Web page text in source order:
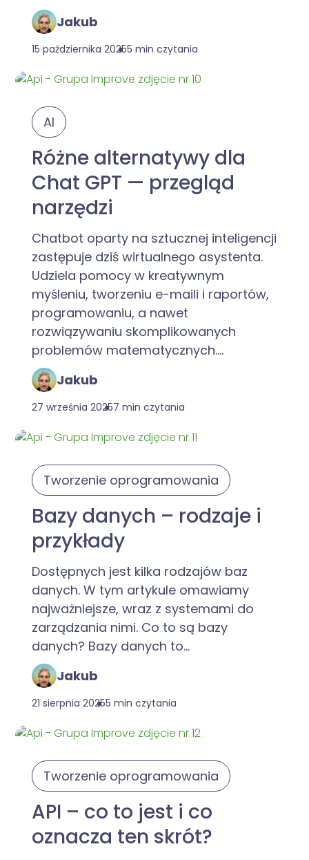
Jakub
15 października 20255 min czytania
AI
Różne alternatywy dla
Chat GPT — przegląd
narzędzi
Chatbot oparty na sztucznej inteligencji
zastępuje dziś wirtualnego asystenta.
Udziela pomocy w kreatywnym
myśleniu, tworzeniu e-maili i raportów,
programowaniu, a nawet
rozwiązywaniu skomplikowanych
problemów matematycznych....
Jakub
27 września 20257 min czytania
Tworzenie oprogramowania
Bazy danych – rodzaje i
przykłady
Dostępnych jest kilka rodzajów baz
danych. W tym artykule omawiamy
najważniejsze, wraz z systemami do
zarządzania nimi. Co to są bazy
danych? Bazy danych to...
Jakub
21 sierpnia 20255 min czytania
Tworzenie oprogramowania
API – co to jest i co
oznacza ten skrót?